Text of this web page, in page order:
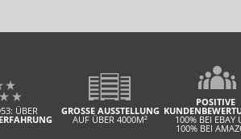
ÜBER GROSSE AUSSTELLUNG
AUF ÜBER 4000M²
POSITIVE
100% BEI EBAY
100% BEI